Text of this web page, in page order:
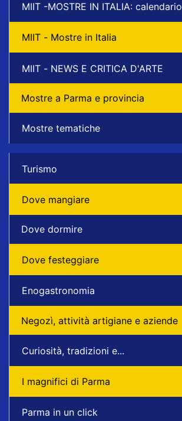
MIIT -MOSTRE IN ITALIA: calendario
MIIT - Mostre in Italia
MIIT - NEWS E CRITICA D'ARTE
Mostre a Parma e provincia
Mostre tematiche
Turismo
Dove mangiare
Dove dormire
Dove festeggiare
Enogastronomia
Negozì, attività artigiane e aziende
Curiosità, tradizioni e...
I magnifici di Parma
Parma in un click